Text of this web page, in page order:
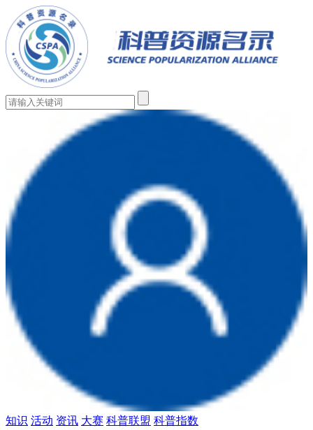
知识 活动 资讯 大赛 科普联盟 科普指数